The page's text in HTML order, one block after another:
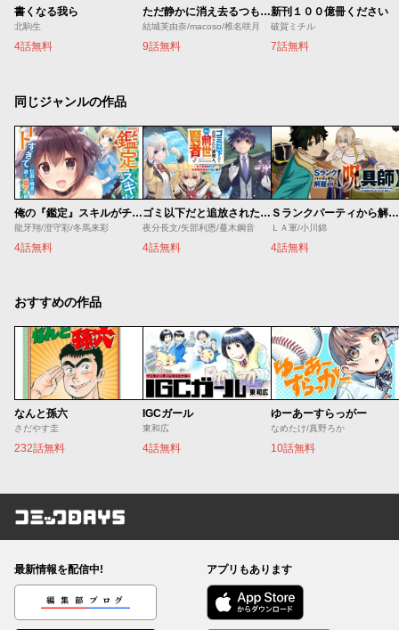
書くなる我ら
北駒生
4話無料
ただ静かに消え去るつもりでした
結城芙由奈/macoso/椎名咲月
9話無料
新刊１００億冊ください
破賀ミチル
7話無料
同じジャンルの作品
俺の『鑑定』スキルがチートすぎて
龍牙翔/澄守彩/冬馬来彩
4話無料
ゴミ以下だと追放された使用人、実は前世賢者です ～史上最強の賢者、世界最高峰の学園に通う～
夜分長文/矢部利恩/蔓木鋼音
4話無料
Ｓランクパーティから解雇された【呪具師】～『呪いのアイテム』しか作れませんが、その性能はアーティファクト級なり……！～
ＬＡ軍/小川錦
4話無料
おすすめの作品
なんと孫六
さだやす圭
232話無料
IGCガール
東和広
4話無料
ゆーあーすらっがー
なめたけ/真野ろか
10話無料
コミックDAYS
最新情報を配信中!
編集部ブログ
アプリもあります